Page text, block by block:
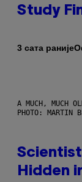
Study
3 сата раније
A MUCH, MUCH
PHOTO: MARTIN
Hidden